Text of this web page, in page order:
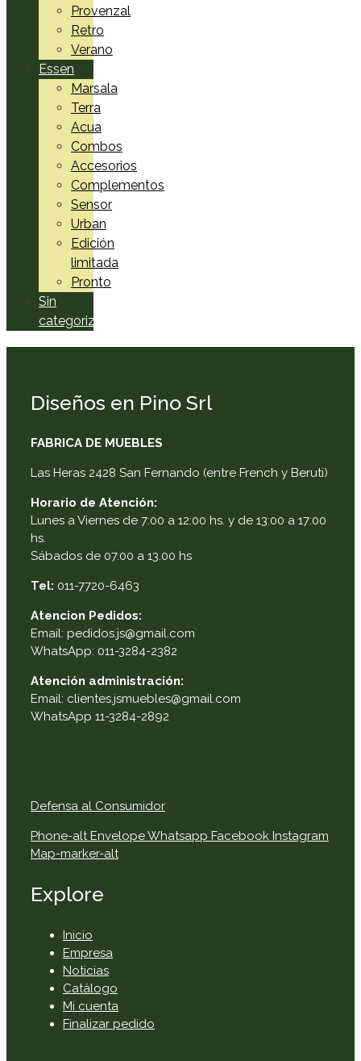
Provenzal
Retro
Verano
Essen
Marsala
Terra
Acua
Combos
Accesorios
Complementos
Sensor
Urban
Edición
limitada
Pronto
Sin
categorizar
Diseños en Pino Srl
FABRICA DE MUEBLES
Las Heras 2428 San Fernando (entre French y Beruti)
Horario de Atención:
Lunes a Viernes de 7:00 a 12:00 hs. y de 13:00 a 17:00
hs.
Sábados de 07.00 a 13.00 hs
Tel: 011-7720-6463
Atencion Pedidos:
Email: pedidos.js@gmail.com
WhatsApp: 011-3284-2382
Atención administración:
Email: clientes.jsmuebles@gmail.com
WhatsApp 11-3284-2892
Defensa al Consumidor
Phone-alt EnvelopeWhatsapp Facebook Instagram
Map-marker-alt
Explore
Inicio
Empresa
Noticias
Catálogo
Mi cuenta
Finalizar pedido